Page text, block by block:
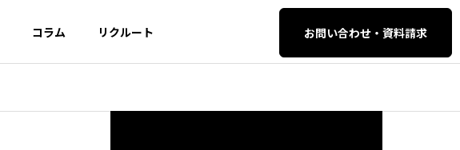
コラム リクルート お問い合わせ・資料請求